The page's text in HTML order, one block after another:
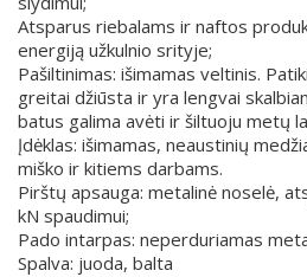
Atsparus riebalams ir naftos
energiją užkulnio srityje;
Pašiltinimas: išimamas veltinis.
greitai džiūsta ir yra lengvai
batus galima avėti ir šiltuoju metų
Įdėklas: išimamas, neaustinių
miško ir kitiems darbams.
Pirštų apsauga: metalinė noselė,
kN spaudimui;
Pado intarpas: neperduriamas
Spalva: juoda, balta